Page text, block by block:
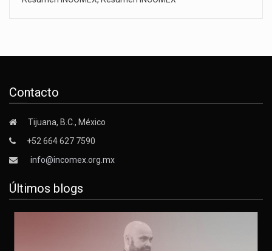
Contacto
Tijuana, B.C., México
+52 664 627 7590
info@incomex.org.mx
Últimos blogs